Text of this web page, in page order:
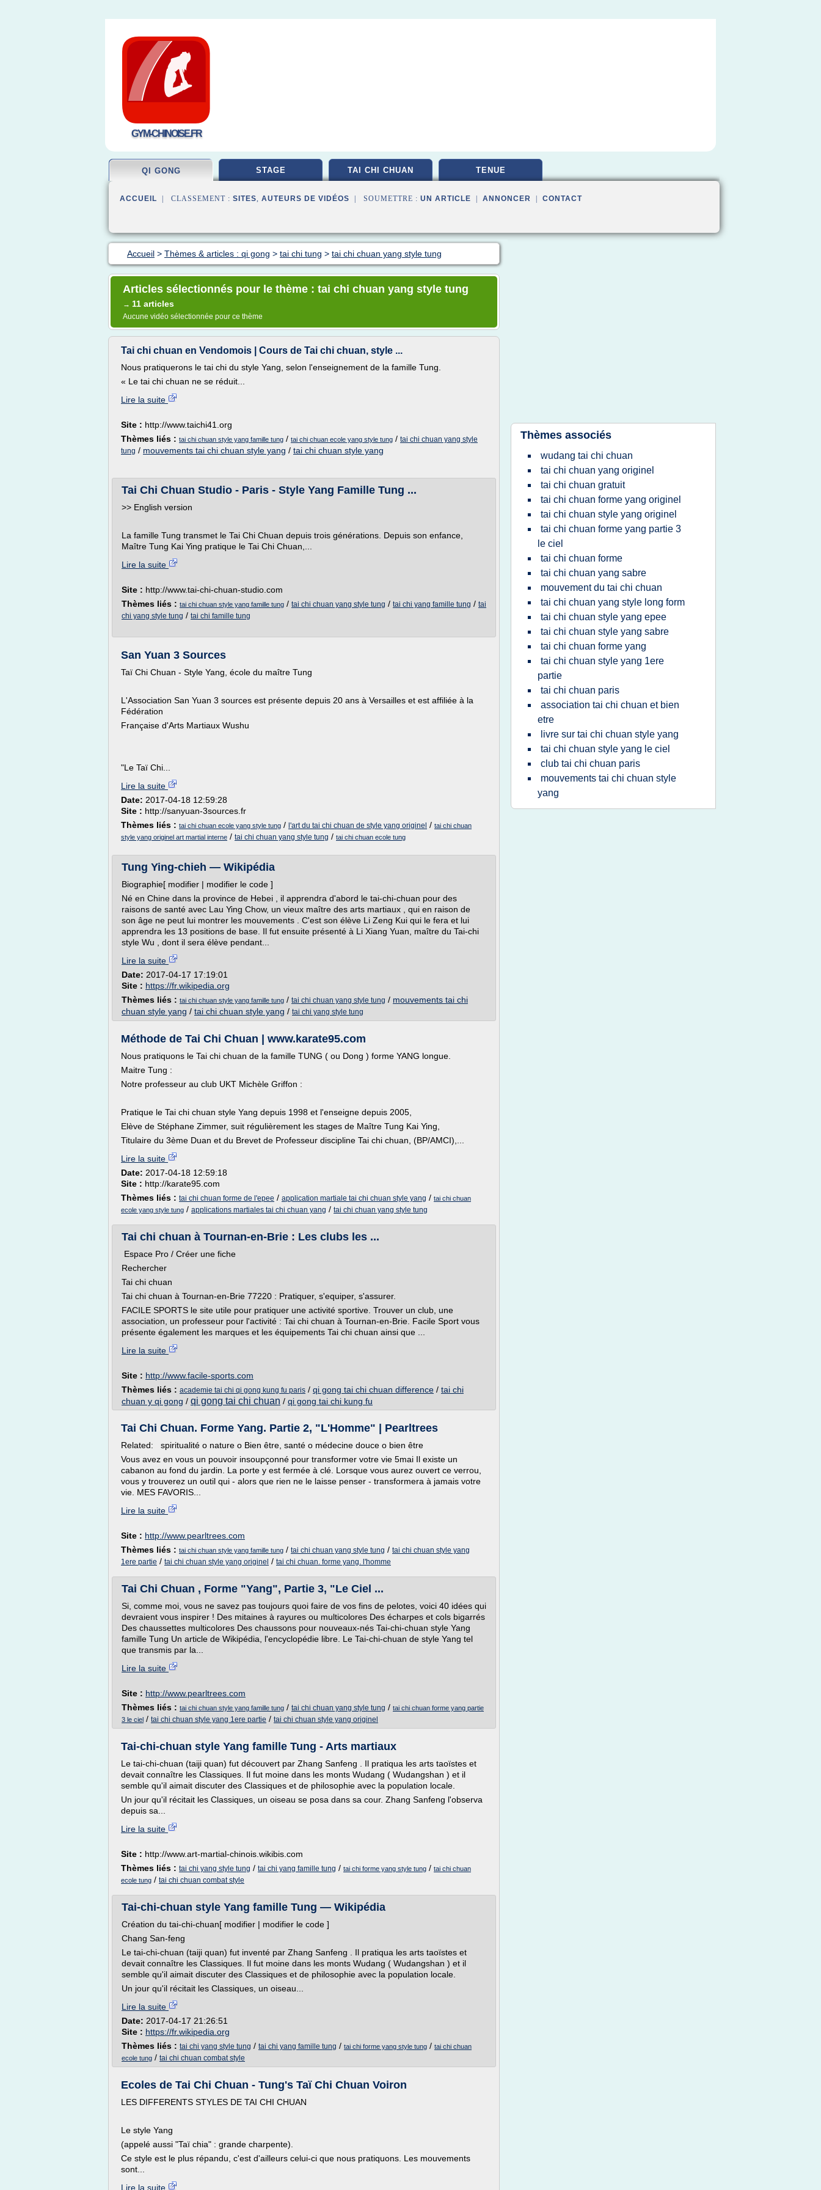
GYM-CHINOISE.FR
QI GONG STAGE TAI CHI CHUAN TENUE
ACCUEIL | CLASSEMENT : SITES, AUTEURS DE VIDÉOS | SOUMETTRE : UN ARTICLE ANNONCER CONTACT
Accueil > Thèmes & articles : qi gong > tai chi tung > tai chi chuan yang style tung
Articles sélectionnés pour le thème : tai chi chuan yang style tung
→ 11 articles
Aucune vidéo sélectionnée pour ce thème
Tai chi chuan en Vendomois | Cours de Tai chi chuan, style ...
Nous pratiquerons le tai chi du style Yang, selon l'enseignement de la famille Tung.
« Le tai chi chuan ne se réduit...
Lire la suite
Site : http://www.taichi41.org
Thèmes liés : tai chi chuan style yang famille tung / tai chi chuan ecole yang style tung / tai chi chuan yang style
tung / mouvements tai chi chuan style yang / tai chi chuan style yang
Tai Chi Chuan Studio - Paris - Style Yang Famille Tung ...
>> English version
La famille Tung transmet le Tai Chi Chuan depuis trois générations. Depuis son enfance,
Maître Tung Kai Ying pratique le Tai Chi Chuan,...
Lire la suite
Site : http://www.tai-chi-chuan-studio.com
Thèmes liés : tai chi chuan style yang famille tung / tai chi chuan yang style tung / tai chi yang famille tung / tai
chi yang style tung / tai chi famille tung
San Yuan 3 Sources
Taï Chi Chuan - Style Yang, école du maître Tung
L'Association San Yuan 3 sources est présente depuis 20 ans à Versailles et est affiliée à la
Fédération
Française d'Arts Martiaux Wushu
"Le Taï Chi...
Lire la suite
Date: 2017-04-18 12:59:28
Site : http://sanyuan-3sources.fr
Thèmes liés : tai chi chuan ecole yang style tung / l'art du tai chi chuan de style yang originel / tai chi chuan
style yang originel art martial interne / tai chi chuan yang style tung / tai chi chuan ecole tung
Tung Ying-chieh — Wikipédia
Biographie[ modifier | modifier le code ]
Né en Chine dans la province de Hebei , il apprendra d'abord le tai-chi-chuan pour des
raisons de santé avec Lau Ying Chow, un vieux maître des arts martiaux , qui en raison de
son âge ne peut lui montrer les mouvements . C'est son élève Li Zeng Kui qui le fera et lui
apprendra les 13 positions de base. Il fut ensuite présenté à Li Xiang Yuan, maître du Tai-chi
style Wu , dont il sera élève pendant...
Lire la suite
Date: 2017-04-17 17:19:01
Site : https://fr.wikipedia.org
Thèmes liés : tai chi chuan style yang famille tung / tai chi chuan yang style tung / mouvements tai chi
chuan style yang / tai chi chuan style yang / tai chi yang style tung
Méthode de Tai Chi Chuan | www.karate95.com
Nous pratiquons le Tai chi chuan de la famille TUNG ( ou Dong ) forme YANG longue.
Maitre Tung :
Notre professeur au club UKT Michèle Griffon :
Pratique le Tai chi chuan style Yang depuis 1998 et l'enseigne depuis 2005,
Elève de Stéphane Zimmer, suit régulièrement les stages de Maître Tung Kai Ying,
Titulaire du 3ème Duan et du Brevet de Professeur discipline Tai chi chuan, (BP/AMCI),...
Lire la suite
Date: 2017-04-18 12:59:18
Site : http://karate95.com
Thèmes liés : tai chi chuan forme de l'epee / application martiale tai chi chuan style yang / tai chi chuan
ecole yang style tung / applications martiales tai chi chuan yang / tai chi chuan yang style tung
Tai chi chuan à Tournan-en-Brie : Les clubs les ...
Espace Pro / Créer une fiche
Rechercher
Tai chi chuan
Tai chi chuan à Tournan-en-Brie 77220 : Pratiquer, s'equiper, s'assurer.
FACILE SPORTS le site utile pour pratiquer une activité sportive. Trouver un club, une
association, un professeur pour l'activité : Tai chi chuan à Tournan-en-Brie. Facile Sport vous
présente également les marques et les équipements Tai chi chuan ainsi que ...
Lire la suite
Site : http://www.facile-sports.com
Thèmes liés : academie tai chi qi gong kung fu paris / qi gong tai chi chuan difference / tai chi
chuan y qi gong / qi gong tai chi chuan / qi gong tai chi kung fu
Tai Chi Chuan. Forme Yang. Partie 2, "L'Homme" | Pearltrees
Related: spiritualité o nature o Bien être, santé o médecine douce o bien être
Vous avez en vous un pouvoir insoupçonné pour transformer votre vie 5mai Il existe un
cabanon au fond du jardin. La porte y est fermée à clé. Lorsque vous aurez ouvert ce verrou,
vous y trouverez un outil qui - alors que rien ne le laisse penser - transformera à jamais votre
vie. MES FAVORIS...
Lire la suite
Site : http://www.pearltrees.com
Thèmes liés : tai chi chuan style yang famille tung / tai chi chuan yang style tung / tai chi chuan style yang
1ere partie / tai chi chuan style yang originel / tai chi chuan. forme yang. l'homme
Tai Chi Chuan , Forme "Yang", Partie 3, "Le Ciel ...
Si, comme moi, vous ne savez pas toujours quoi faire de vos fins de pelotes, voici 40 idées qui
devraient vous inspirer ! Des mitaines à rayures ou multicolores Des écharpes et cols bigarrés
Des chaussettes multicolores Des chaussons pour nouveaux-nés Tai-chi-chuan style Yang
famille Tung Un article de Wikipédia, l'encyclopédie libre. Le Tai-chi-chuan de style Yang tel
que transmis par la...
Lire la suite
Site : http://www.pearltrees.com
Thèmes liés : tai chi chuan style yang famille tung / tai chi chuan yang style tung / tai chi chuan forme yang partie
3 le ciel / tai chi chuan style yang 1ere partie / tai chi chuan style yang originel
Tai-chi-chuan style Yang famille Tung - Arts martiaux
Le tai-chi-chuan (taiji quan) fut découvert par Zhang Sanfeng . Il pratiqua les arts taoïstes et
devait connaître les Classiques. Il fut moine dans les monts Wudang ( Wudangshan ) et il
semble qu'il aimait discuter des Classiques et de philosophie avec la population locale.
Un jour qu'il récitait les Classiques, un oiseau se posa dans sa cour. Zhang Sanfeng l'observa
depuis sa...
Lire la suite
Site : http://www.art-martial-chinois.wikibis.com
Thèmes liés : tai chi yang style tung / tai chi yang famille tung / tai chi forme yang style tung / tai chi chuan
ecole tung / tai chi chuan combat style
Tai-chi-chuan style Yang famille Tung — Wikipédia
Création du tai-chi-chuan[ modifier | modifier le code ]
Chang San-feng
Le tai-chi-chuan (taiji quan) fut inventé par Zhang Sanfeng . Il pratiqua les arts taoïstes et
devait connaître les Classiques. Il fut moine dans les monts Wudang ( Wudangshan ) et il
semble qu'il aimait discuter des Classiques et de philosophie avec la population locale.
Un jour qu'il récitait les Classiques, un oiseau...
Lire la suite
Date: 2017-04-17 21:26:51
Site : https://fr.wikipedia.org
Thèmes liés : tai chi yang style tung / tai chi yang famille tung / tai chi forme yang style tung / tai chi chuan
ecole tung / tai chi chuan combat style
Ecoles de Tai Chi Chuan - Tung's Taï Chi Chuan Voiron
LES DIFFERENTS STYLES DE TAI CHI CHUAN
Le style Yang
(appelé aussi "Taï chia" : grande charpente).
Ce style est le plus répandu, c'est d'ailleurs celui-ci que nous pratiquons. Les mouvements
sont...
Lire la suite
Thèmes associés
wudang tai chi chuan
tai chi chuan yang originel
tai chi chuan gratuit
tai chi chuan forme yang originel
tai chi chuan style yang originel
tai chi chuan forme yang partie 3
le ciel
tai chi chuan forme
tai chi chuan yang sabre
mouvement du tai chi chuan
tai chi chuan yang style long form
tai chi chuan style yang epee
tai chi chuan style yang sabre
tai chi chuan forme yang
tai chi chuan style yang 1ere
partie
tai chi chuan paris
association tai chi chuan et bien
etre
livre sur tai chi chuan style yang
tai chi chuan style yang le ciel
club tai chi chuan paris
mouvements tai chi chuan style
yang